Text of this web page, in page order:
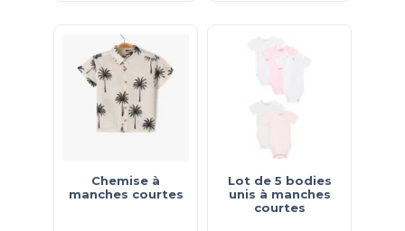
Chemise à
manches courtes
Lot de 5 bodies
unis à manches
courtes